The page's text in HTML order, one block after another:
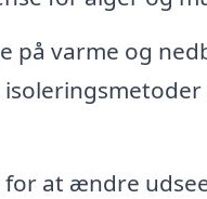
på varme og
at ændre